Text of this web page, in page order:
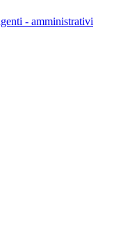
- amministrativi